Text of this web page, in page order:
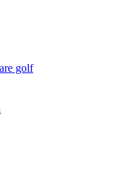
golf